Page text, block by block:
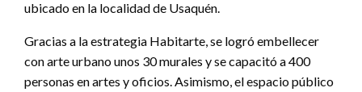
ubicado en la localidad de Usaquén.
Gracias a la estrategia Habitarte, se logró embellecer
con arte urbano unos 30 murales y se capacitó a 400
personas en artes y oficios. Asimismo, el espacio público